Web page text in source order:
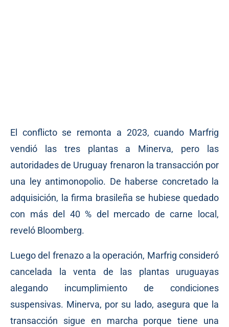
El conflicto se remonta a 2023, cuando Marfrig
vendió las tres plantas a Minerva, pero las
autoridades de Uruguay frenaron la transacción por
una ley antimonopolio. De haberse concretado la
adquisición, la firma brasileña se hubiese quedado
con más del 40 % del mercado de carne local,
reveló Bloomberg.
Luego del frenazo a la operación, Marfrig consideró
cancelada la venta de las plantas uruguayas
alegando incumplimiento de condiciones
suspensivas. Minerva, por su lado, asegura que la
transacción sigue en marcha porque tiene una